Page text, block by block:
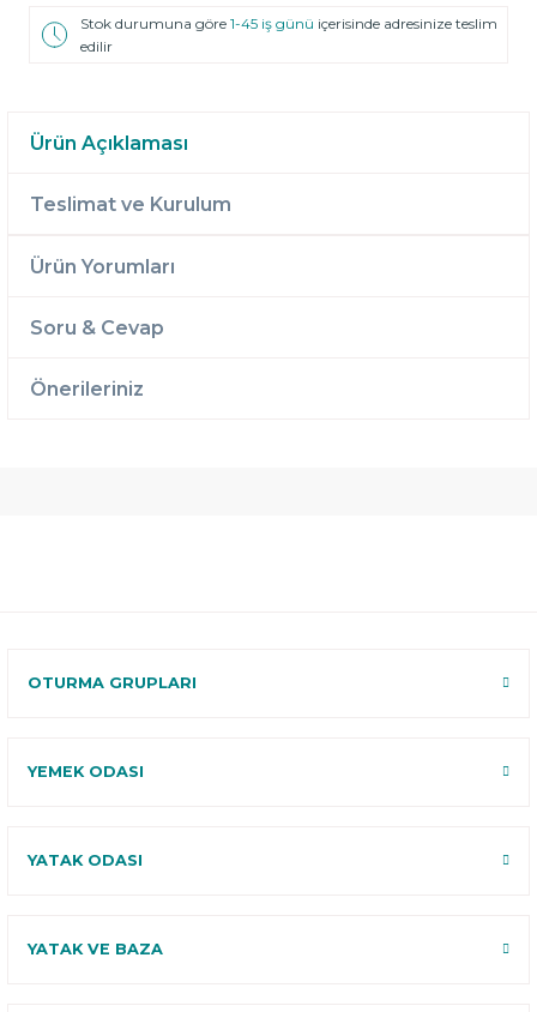
Stok durumuna göre1-45 iş günü içerisinde adresinize teslim
edilir
Ürün Açıklaması
Teslimat ve Kurulum
Ürün Yorumları
Soru & Cevap
Önerileriniz
OTURMA GRUPLARI
YEMEK ODASI
YATAK ODASI
YATAK VE BAZA